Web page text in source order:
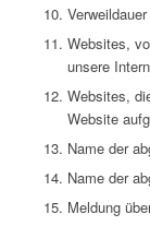
Websites,
unsere
Websites,
Website
Name der
Name der
Meldung